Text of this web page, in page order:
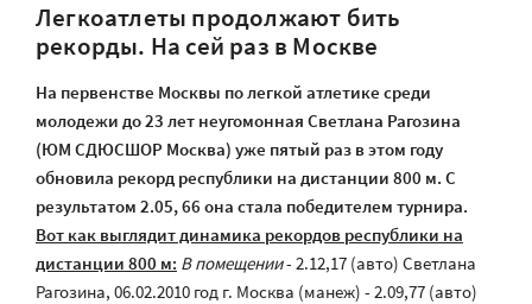
Легкоатлеты продолжают бить
рекорды. На сей раз в Москве
На первенстве Москвы по легкой атлетике среди
молодежи до 23 лет неугомонная Светлана Рагозина
(ЮМ СДЮСШОР Москва) уже пятый раз в этом году
обновила рекорд республики на дистанции 800 м. С
результатом 2.05, 66 она стала победителем турнира.
Вот как выглядит динамика рекордов республики на
дистанции 800 м: В помещении- 2.12,17 (авто) Светлана
Рагозина, 06.02.2010 год г. Москва (манеж) - 2.09,77 (авто)